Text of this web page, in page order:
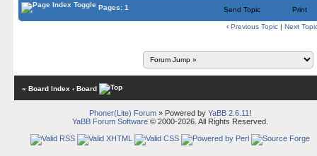
Pages: 1 Send Topic Print
‹ Previous Topic | Next
« Board Index ‹ Board
Phoner(Lite) Forum» Powered by YaBB 2.6.11 !
YaBB Forum Software© 2000-2026. All Rights Reserved.